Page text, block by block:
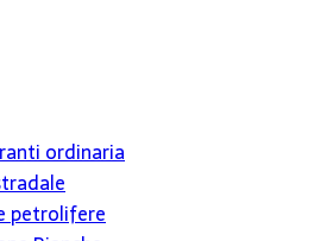
ordinaria
petrolifere